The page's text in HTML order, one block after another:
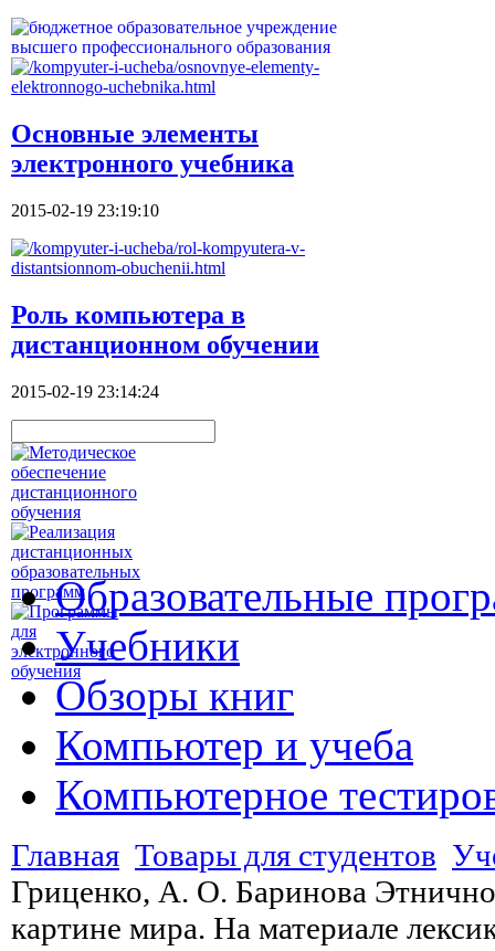
Основные элементы
электронного учебника
2015-02-19 23:19:10
Роль компьютера в
дистанционном обучении
2015-02-19 23:14:24
Образовательные
Учебники
Обзоры книг
Компьютер и учеба
Компьютерное
Главная Товары для студентов
Гриценко, А. О. Баринова
картине мира. На материале